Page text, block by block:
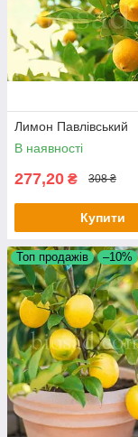
Лимон Павлівський
В наявності
277,20 ₴ 308 ₴
Купити
Топ продажів –10%